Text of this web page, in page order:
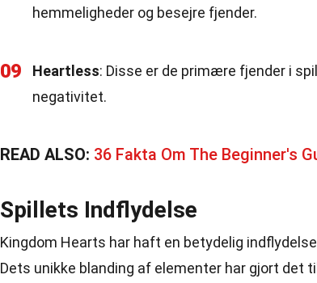
hemmeligheder og besejre fjender.
09 Heartless: Disse er de primære fjender i
negativitet.
READ ALSO: 36 Fakta Om The Beginner's
Spillets Indflydelse
Kingdom Hearts har haft en betydelig
Dets unikke blanding af elementer har gjort det